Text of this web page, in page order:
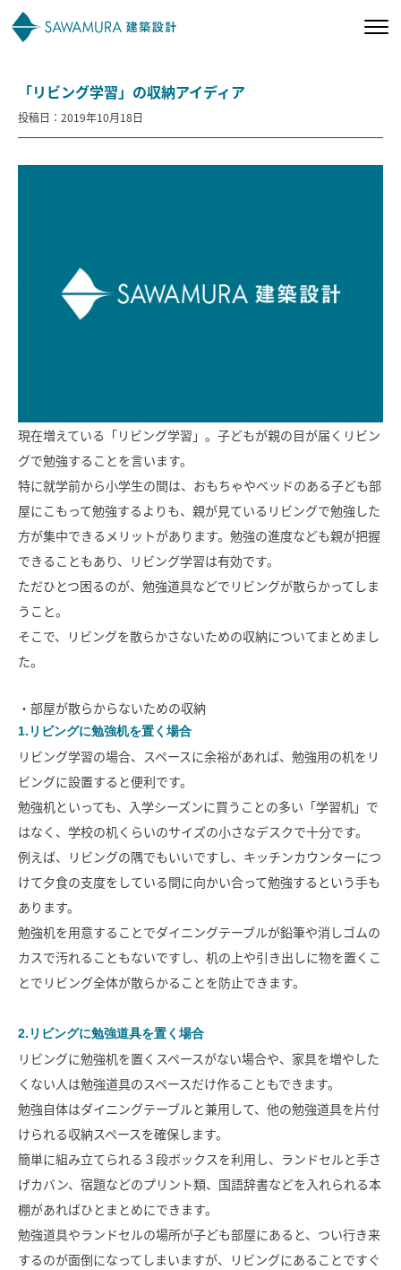
私たちの想い
会社案内
モデルハウス イベント参加
SAWAMURAリフォーム
SAWAMURA不動産
「リビング学習」の収納アイディア
投稿日：2019年10月18日
現在増えている「リビング学習」。子どもが親の目が届くリビン
グで勉強することを言います。
特に就学前から小学生の間は、おもちゃやベッドのある子ども部
屋にこもって勉強するよりも、親が見ているリビングで勉強した
方が集中できるメリットがあります。勉強の進度なども親が把握
できることもあり、リビング学習は有効です。
ただひとつ困るのが、勉強道具などでリビングが散らかってしま
うこと。
そこで、リビングを散らかさないための収納についてまとめまし
た。
・部屋が散らからないための収納
1.リビングに勉強机を置く場合
リビング学習の場合、スペースに余裕があれば、勉強用の机をリ
ビングに設置すると便利です。
勉強机といっても、入学シーズンに買うことの多い「学習机」で
はなく、学校の机くらいのサイズの小さなデスクで十分です。
例えば、リビングの隅でもいいですし、キッチンカウンターにつ
けて夕食の支度をしている間に向かい合って勉強するという手も
あります。
勉強机を用意することでダイニングテーブルが鉛筆や消しゴムの
カスで汚れることもないですし、机の上や引き出しに物を置くこ
とでリビング全体が散らかることを防止できます。
2.リビングに勉強道具を置く場合
リビングに勉強机を置くスペースがない場合や、家具を増やした
くない人は勉強道具のスペースだけ作ることもできます。
勉強自体はダイニングテーブルと兼用して、他の勉強道具を片付
けられる収納スペースを確保します。
簡単に組み立てられる３段ボックスを利用し、ランドセルと手さ
げカバン、宿題などのプリント類、国語辞書などを入れられる本
棚があればひとまとめにできます。
勉強道具やランドセルの場所が子ども部屋にあると、つい行き来
するのが面倒になってしまいますが、リビングにあることですぐ